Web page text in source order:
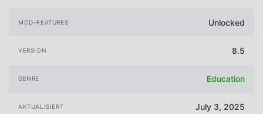
MOD-FEATURES Unlocked
VERSION 8.5
GENRE Education
AKTUALISIERT July 3, 2025